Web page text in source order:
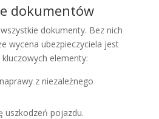
dokumentów
dokumenty. Bez nich
wycena ubezpieczyciela jest
elementy:
z niezależnego
uszkodzeń pojazdu.